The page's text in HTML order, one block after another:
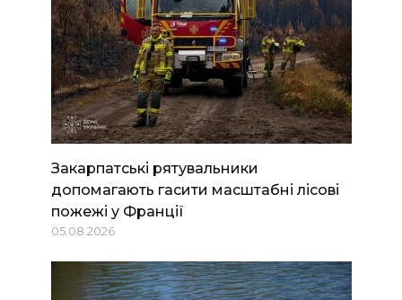
Закарпатські рятувальники
допомагають гасити масштабні лісові
пожежі у Франції
05.08.2026